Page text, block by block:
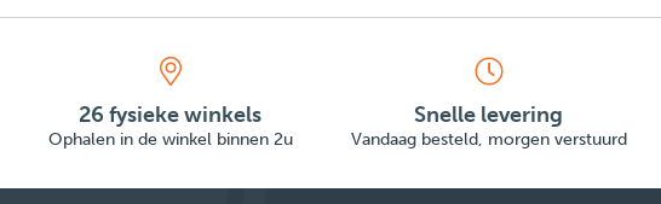
26 fysieke winkels
Ophalen in de winkel binnen 2u
Snelle levering
Vandaag besteld, morgen verstuurd